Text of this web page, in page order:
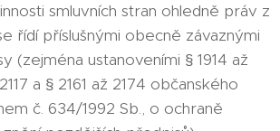
smluvních stran ohledně práv z
řídí příslušnými obecně závaznými
(zejména ustanoveními § 1914 až
a § 2161 až 2174 občanského
č. 634/1992 Sb., o ochraně